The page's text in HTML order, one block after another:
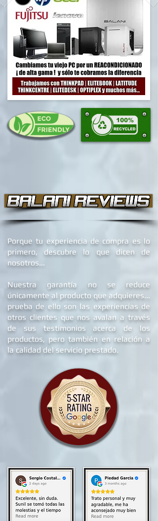
Porque tu experiencia de compra es lo
primero, descubre lo que dicen de
nosotros...
Nuestra garantía no se reduce
únicamente al producto que adquieres...
prueba de ello son las experiencias de
otros clientes que nos avalan a través
de sus testimonios acerca de los
productos, pero también en relación a
la calidad del servicio prestado.